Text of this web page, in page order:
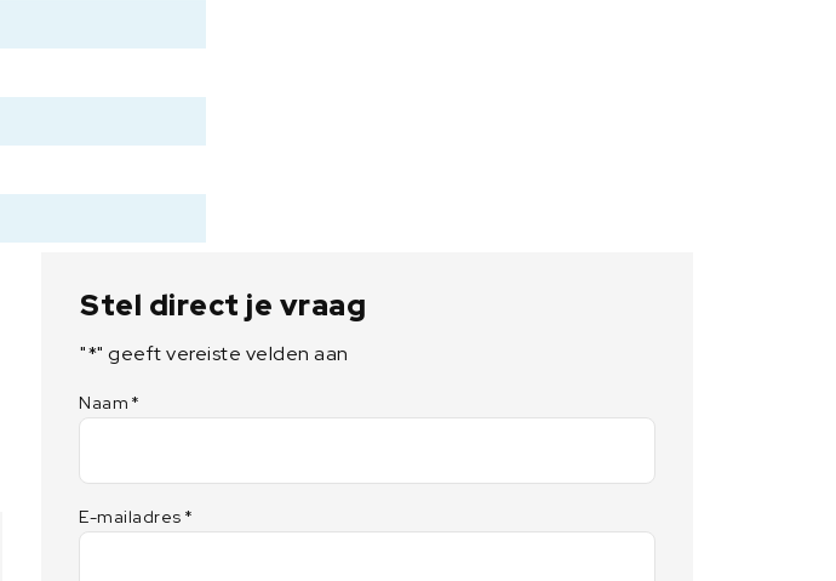
Stel direct je vraag
"*" geeft vereiste velden aan
Naam *
E-mailadres *